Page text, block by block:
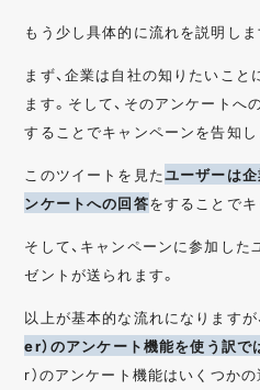
もう少し具体的に流れを説明しま
まず、企業は自社の知りたいこ
ます。そして、そのアンケート
することでキャンペーンを告知し
このツイートを見たユーザーは
ンケートへの回答をすることで
そして、キャンペーンに参加し
ゼントが送られます。
以上が基本的な流れになりますが
er）のアンケート機能を使う訳で
r）のアンケート機能はいくつか